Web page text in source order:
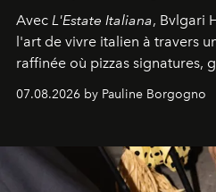
Avec L'Estate Italiana, Bvlgari
l'art de vivre italien à travers
raffinée où pizzas signatures,
07.08.2026 by Pauline Borgogno